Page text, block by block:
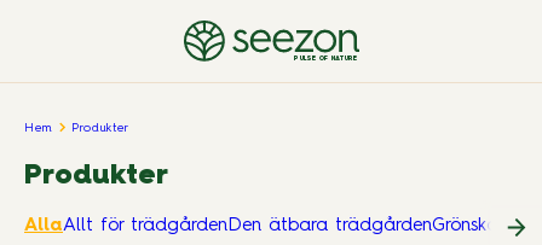
PULSE OF NATURE
Hem Produkter
Produkter
AllaAllt för trädgårdenDen ätbara trädgårdenGrönskande